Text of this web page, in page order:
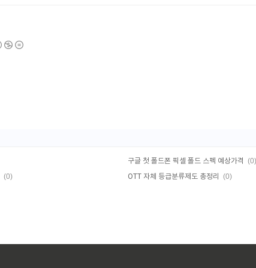
구글 첫 폴드폰 픽셀 폴드 스펙 예상가격 (0)
(0) OTT 자체 등급분류제도 총정리 (0)